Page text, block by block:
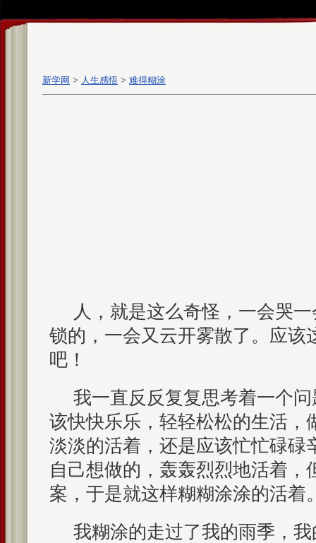
新学网 > 人生感悟 > 难得糊涂
人，就是这么奇怪，一会哭
锁的，一会又云开雾散了。应该
吧！
我一直反反复复思考着一个
该快快乐乐，轻轻松松的生活，
淡淡的活着，还是应该忙忙碌碌
自己想做的，轰轰烈烈地活着，
案，于是就这样糊糊涂涂的活着
我糊涂的走过了我的雨季，